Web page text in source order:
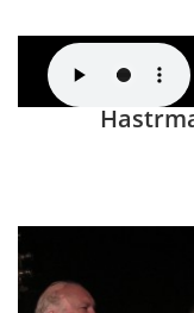
O NÁS